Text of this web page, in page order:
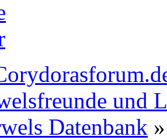
und
Datenbank »